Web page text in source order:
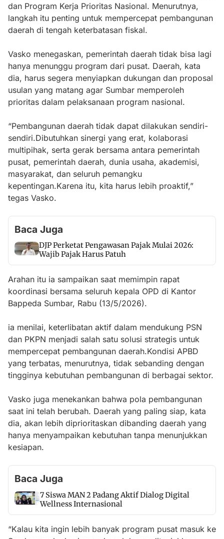
dan Program Kerja Prioritas Nasional. Menurutnya,
langkah itu penting untuk mempercepat pembangunan
daerah di tengah keterbatasan fiskal.
Vasko menegaskan, pemerintah daerah tidak bisa lagi
hanya menunggu program dari pusat. Daerah, kata
dia, harus segera menyiapkan dukungan dan proposal
usulan yang matang agar Sumbar memperoleh
prioritas dalam pelaksanaan program nasional.
“Pembangunan daerah tidak dapat dilakukan sendiri-
sendiri.Dibutuhkan sinergi yang erat, kolaborasi
multipihak, serta gerak bersama antara pemerintah
pusat, pemerintah daerah, dunia usaha, akademisi,
masyarakat, dan seluruh pemangku
kepentingan.Karena itu, kita harus lebih proaktif,”
tegas Vasko.
Baca Juga
DJP Perketat Pengawasan Pajak Mulai 2026:
Wajib Pajak Harus Patuh
Arahan itu ia sampaikan saat memimpin rapat
koordinasi bersama seluruh kepala OPD di Kantor
Bappeda Sumbar, Rabu (13/5/2026).
ia menilai, keterlibatan aktif dalam mendukung PSN
dan PKPN menjadi salah satu solusi strategis untuk
mempercepat pembangunan daerah.Kondisi APBD
yang terbatas, menurutnya, tidak sebanding dengan
tingginya kebutuhan pembangunan di berbagai sektor.
Vasko juga menekankan bahwa pola pembangunan
saat ini telah berubah. Daerah yang paling siap, kata
dia, akan lebih diprioritaskan dibanding daerah yang
hanya menyampaikan kebutuhan tanpa menunjukkan
kesiapan.
Baca Juga
7 Siswa MAN 2 Padang Aktif Dialog Digital
Wellness Internasional
“Kalau kita ingin lebih banyak program pusat masuk ke